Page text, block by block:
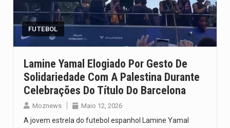
FUTEBOL
Lamine Yamal Elogiado Por Gesto De
Solidariedade Com A Palestina Durante
Celebrações Do Título Do Barcelona
Moznews Maio 12, 2026
A jovem estrela do futebol espanhol Lamine Yamal